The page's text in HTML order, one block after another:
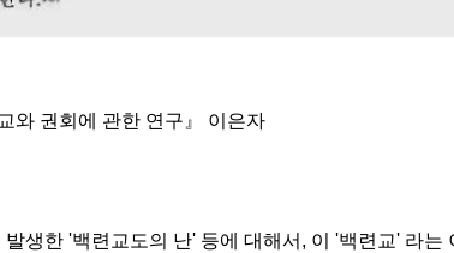
와 권회에 관한 연구』 이은자
생한 '백련교도의 난' 등에 대해서, 이 '백련교' 라는